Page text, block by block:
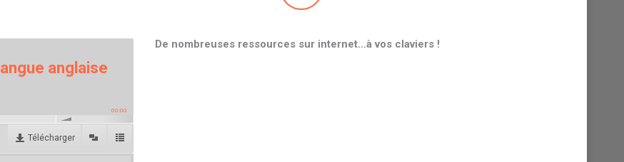
langue anglaise
00:00
Télécharger
De nombreuses ressources sur internet…à vos claviers !